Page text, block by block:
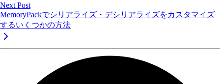
Next Post
MemoryPackでシリアライズ・デシリアライズをカスタマイズ
するいくつかの方法